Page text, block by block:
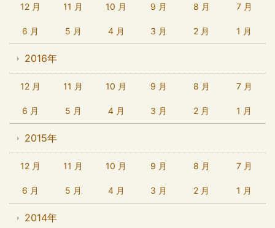
12 月 11 月 10 月 9 月 8 月 7 月
6 月 5 月 4 月 3 月 2 月 1 月
2016年
12 月 11 月 10 月 9 月 8 月 7 月
6 月 5 月 4 月 3 月 2 月 1 月
2015年
12 月 11 月 10 月 9 月 8 月 7 月
6 月 5 月 4 月 3 月 2 月 1 月
2014年